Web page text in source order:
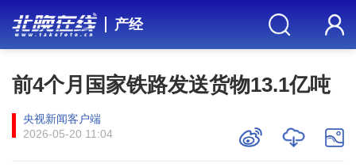
产经
前4个月国家铁路发送货物13.1亿吨
央视新闻客户端
2026-05-20 11:04